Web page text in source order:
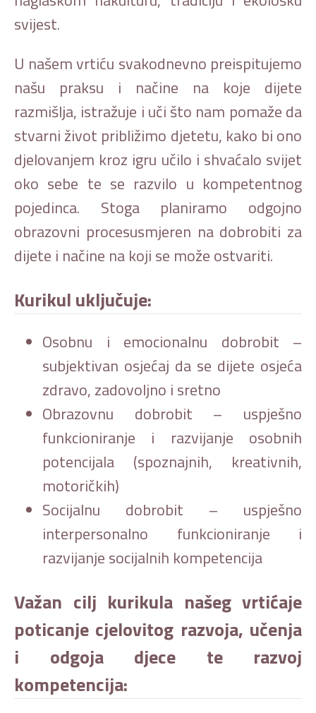
svijest.
U našem vrtiću svakodnevno preispitujemo
našu praksu i načine na koje dijete
razmišlja, istražuje i uči što nam pomaže da
stvarni život približimo djetetu, kako bi ono
djelovanjem kroz igru učilo i shvaćalo svijet
oko sebe te se razvilo u kompetentnog
pojedinca. Stoga planiramo odgojno
obrazovni procesusmjeren na dobrobiti za
dijete i načine na koji se može ostvariti.
Kurikul uključuje:
Osobnu i emocionalnu dobrobit –
subjektivan osjećaj da se dijete osjeća
zdravo, zadovoljno i sretno
Obrazovnu dobrobit – uspješno
funkcioniranje i razvijanje osobnih
potencijala (spoznajnih, kreativnih,
motoričkih)
Socijalnu dobrobit – uspješno
interpersonalno funkcioniranje i
razvijanje socijalnih kompetencija
Važan cilj kurikula našeg vrtićaje
poticanje cjelovitog razvoja, učenja
i odgoja djece te razvoj
kompetencija: